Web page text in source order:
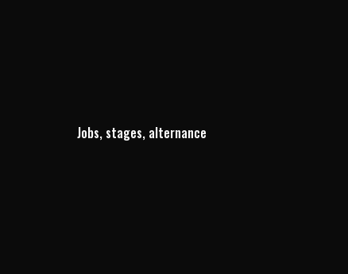
Jobs, stages, alternance